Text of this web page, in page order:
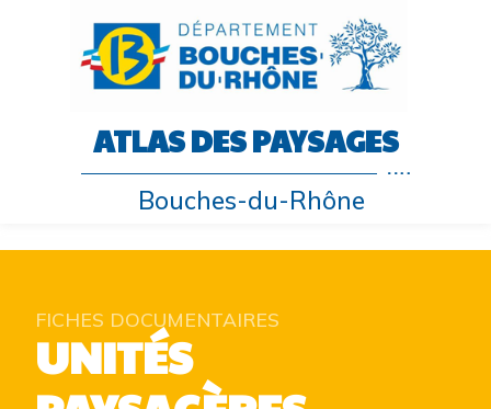
ATLAS DES PAYSAGES
Bouches-du-Rhône
FICHES DOCUMENTAIRES
UNITÉS